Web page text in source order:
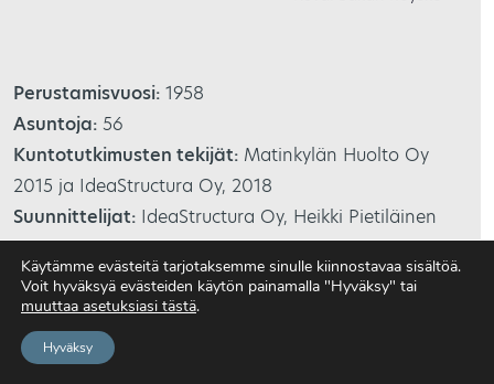
Perustamisvuosi: 1958
Asuntoja: 56
Kuntotutkimusten tekijät: Matinkylän Huolto Oy
2015 ja IdeaStructura Oy, 2018
Suunnittelijat: IdeaStructura Oy, Heikki Pietiläinen
(ps, ark), Jukka Reinikainen (rakennesuunnittelu),
Antti Pakkari (rakennustyömaa)
Materiaalitoimittajat:
Ovet Oy, Swisspearl-kuitusementti -julkisivulevyt,
maahantuonti Arliko Oy
Käytämme evästeitä tarjotaksemme sinulle kiinnostavaa sisältöä.
Voit hyväksyä evästeiden käytön painamalla "Hyväksy" tai
muuttaa asetuksiasi tästä.
Hyväksy